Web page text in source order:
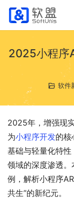
2025小程序
软件
2025年，增强现
为小程序开发的核
基础与轻量化特
领域的深度渗透
例，解析小程序
共生”的新纪元。